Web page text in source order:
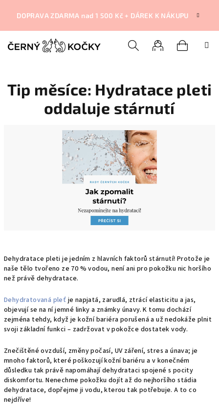
DOPRAVA ZDARMA nad 1 500 Kč + DÁREK K NÁKUPU
košík
Tip měsíce: Hydratace pleti
oddaluje stárnutí
Dehydratace pleti je jedním z hlavních faktorů stárnutí! Protože je
naše tělo tvořeno ze 70 % vodou, není ani pro pokožku nic horšího
než právědehydratace.
Dehydratovaná pleťje napjatá, zarudlá, ztrácí elasticitu a jas,
objevují se na ní jemné linky a známky únavy. K tomu dochází
zejména tehdy, když je kožní bariéra porušená a už nedokáže plnit
svoji základní funkci – zadržovat v pokožce dostatek vody.
Znečištěné ovzduší, změny počasí, UV záření, stres a únava; je
mnoho faktorů, které poškozují kožní bariéru a v konečném
důsledku tak právě napomáhají dehydrataci spojené s pocity
diskomfortu.Nenechme pokožku dojít až do nejhoršího stádia
dehydratace, dopřejme ji vodu, kterou tak potřebuje. A to co
nejdříve!